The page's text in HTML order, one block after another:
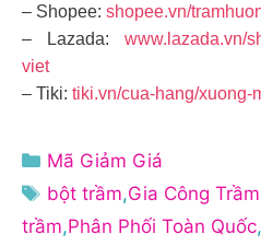
– Shopee: shopee.vn/
– Lazada: www.lazada.vn/
viet
– Tiki: tiki.vn/cua-hang/xuong-
Danh
mục
Mã Giảm Giá
Thẻ
bột trầm,Gia Công
trầm,Phân Phối Toàn Quốc,